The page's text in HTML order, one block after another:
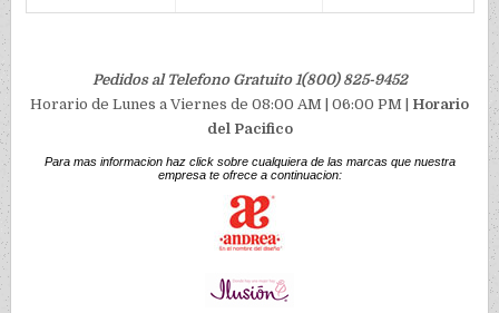
Pedidos al Telefono Gratuito 1(800) 825-9452
Horario de Lunes a Viernes de 08:00 AM | 06:00 PM | Horario
del Pacifico
Para mas informacion haz click sobre cualquiera de las marcas que nuestra
empresa te ofrece a continuacion: